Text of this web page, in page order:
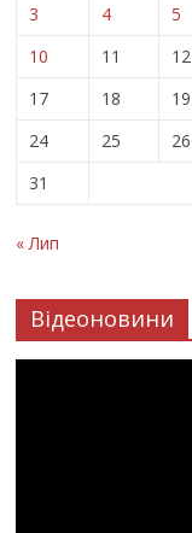
3
4 5
10
11 12
17
18 19
24
25 26
31
« Лип
Відеоновини